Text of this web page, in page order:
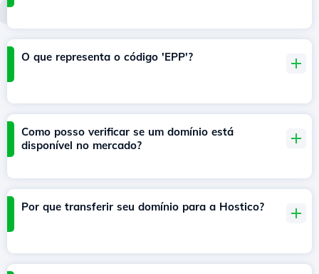
O que representa o código 'EPP'?
Como posso verificar se um domínio está
disponível no mercado?
Por que transferir seu domínio para a Hostico?